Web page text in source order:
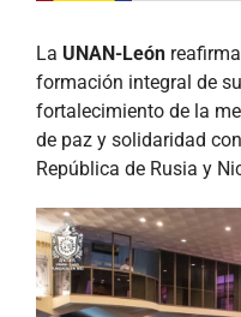
La UNAN-León
formación integral de
fortalecimiento de la
de paz y solidaridad
República de Rusia y